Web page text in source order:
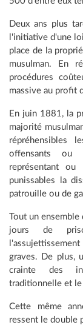
Deux ans plus
l'initiative d'une
place de la
musulman. En
procédures
massive au profit
En juin 1881, la
majorité
répréhensibles
offensants ou
représentant
punissables la
patrouille ou de
Tout un
jours de
graves. De plus,
crainte des
traditionnelle et le
Cette même
ressent le double